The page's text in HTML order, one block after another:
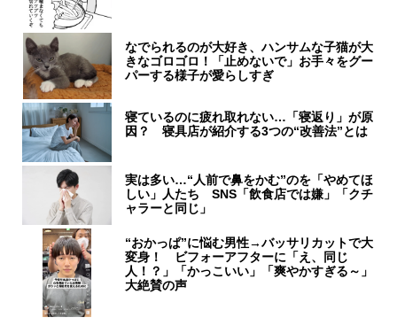
なでられるのが大好き、ハンサムな子猫が大
きなゴロゴロ！「止めないで」お手々をグー
パーする様子が愛らしすぎ
寝ているのに疲れ取れない…「寝返り」が原
因？ 寝具店が紹介する3つの“改善法”とは
実は多い…“人前で鼻をかむ”のを「やめてほ
しい」人たち SNS「飲食店では嫌」「クチ
ャラーと同じ」
“おかっぱ”に悩む男性→バッサリカットで大
変身！ ビフォーアフターに「え、同じ
人！？」「かっこいい」「爽やかすぎる～」
大絶賛の声